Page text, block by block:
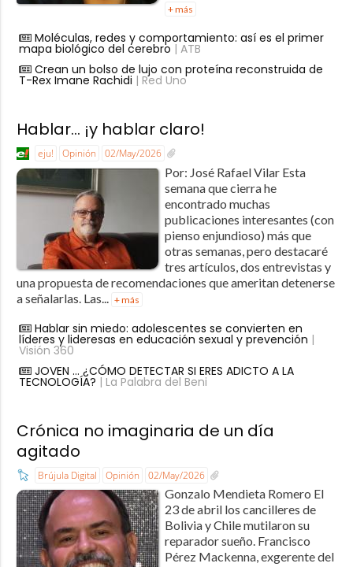
+ más
Moléculas, redes y comportamiento: así es el primer
mapa biológico del cerebro | ATB
Crean un bolso de lujo con proteína reconstruida de
T-Rex Imane Rachidi | Red Uno
Hablar… ¡y hablar claro!
eju! Opinión 02/May/2026
Por: José Rafael Vilar Esta
semana que cierra he
encontrado muchas
publicaciones interesantes (con
pienso enjundioso) más que
otras semanas, pero destacaré
tres artículos, dos entrevistas y
una propuesta de recomendaciones que ameritan detenerse
a señalarlas. Las...
+ más
Hablar sin miedo: adolescentes se convierten en
líderes y lideresas en educación sexual y prevención |
Visión 360
JOVEN … ¿CÓMO DETECTAR SI ERES ADICTO A LA
TECNOLOGÍA? | La Palabra del Beni
Crónica no imaginaria de un día
agitado
Brújula Digital Opinión 02/May/2026
Gonzalo Mendieta Romero El
23 de abril los cancilleres de
Bolivia y Chile mutilaron su
reparador sueño. Francisco
Pérez Mackenna, exgerente del